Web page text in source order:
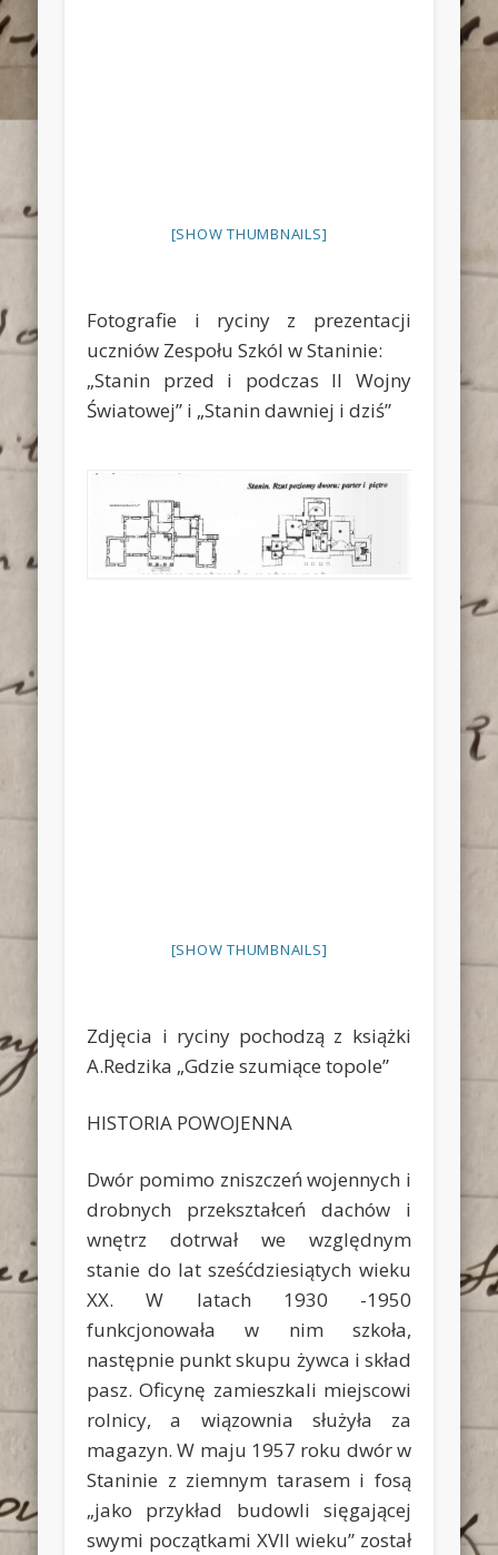
[SHOW THUMBNAILS]
Fotografie i ryciny z prezentacji
uczniów Zespołu Szkól w Staninie:
„Stanin przed i podczas II Wojny
Światowej” i „Stanin dawniej i dziś”
[SHOW THUMBNAILS]
Zdjęcia i ryciny pochodzą z książki
A.Redzika „Gdzie szumiące topole”
HISTORIA POWOJENNA
Dwór pomimo zniszczeń wojennych i
drobnych przekształceń dachów i
wnętrz dotrwał we względnym
stanie do lat sześćdziesiątych wieku
XX. W latach 1930 -1950
funkcjonowała w nim szkoła,
następnie punkt skupu żywca i skład
pasz. Oficynę zamieszkali miejscowi
rolnicy, a wiązownia służyła za
magazyn. W maju 1957 roku dwór w
Staninie z ziemnym tarasem i fosą
„jako przykład budowli sięgającej
swymi początkami XVII wieku” został